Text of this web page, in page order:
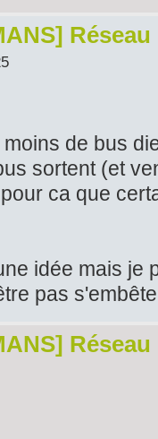
Réseau
de bus
sortent (et
ca que
idée mais je
pas
Réseau